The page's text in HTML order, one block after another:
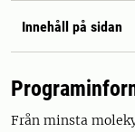
Innehåll på sidan
Från minsta